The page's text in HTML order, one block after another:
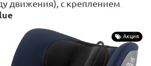
движения), с креплением
Акция